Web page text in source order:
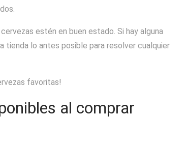
estén en buen estado. Si hay alguna
tienda lo antes posible para resolver cualquier
favoritas!
al comprar